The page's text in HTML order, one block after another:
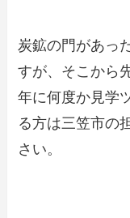
炭鉱の門があっ
すが、そこから
年に何度か見学
る方は三笠市の
さい。